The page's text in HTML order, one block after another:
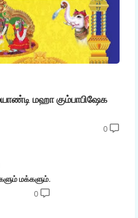
மஹா கும்பாபிஷேக
0
மக்களும்.
0